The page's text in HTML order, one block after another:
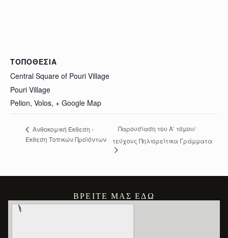
ΤΟΠΟΘΕΣΊΑ
Central Square of Pouri Village
Pouri Village
Pelion, Volos, + Google Map
Ανθοκομική Έκθεση -
Έκθεση Τοπικών Προϊόντων
Παρουσίαση του Α’ τόμου/
τεύχους Πηλιορείτικα Γράμματα
ΒΡΕΊΤΕ ΜΑΣ ΕΔΏ